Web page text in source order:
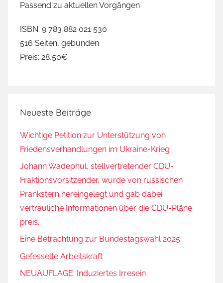
Passend zu aktuellen Vorgängen
ISBN: 9 783 882 021 530
516 Seiten, gebunden
Preis: 28,50€
Neueste Beiträge
Wichtige Petition zur Unterstützung von
Friedensverhandlungen im Ukraine-Krieg
Johann Wadephul, stellvertretender CDU-
Fraktionsvorsitzender, wurde von russischen
Prankstern hereingelegt und gab dabei
vertrauliche Informationen über die CDU-Pläne
preis.
Eine Betrachtung zur Bundestagswahl 2025
Gefesselte Arbeitskraft
NEUAUFLAGE: Induziertes Irresein